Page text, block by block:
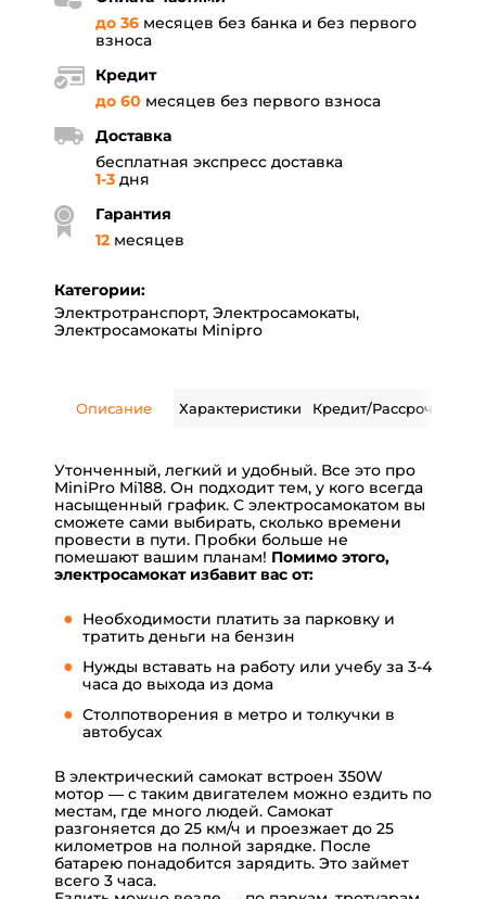
до 36 месяцев без банка и без первого
взноса
Кредит
до 60 месяцев без первого взноса
Доставка
бесплатная экспресс доставка
1-3 дня
Гарантия
12 месяцев
Категории:
Электротранспорт, Электросамокаты,
Электросамокаты Minipro
Описание Характеристики Кредит/Рассрочка
Утонченный, легкий и удобный. Все это про
MiniPro Mi188. Он подходит тем, у кого всегда
насыщенный график. С электросамокатом вы
сможете сами выбирать, сколько времени
провести в пути. Пробки больше не
помешают вашим планам! Помимо этого,
электросамокат избавит вас от:
Необходимости платить за парковку и
тратить деньги на бензин
Нужды вставать на работу или учебу за 3-4
часа до выхода из дома
Столпотворения в метро и толкучки в
автобусах
В электрический самокат встроен 350W
мотор — с таким двигателем можно ездить по
местам, где много людей. Самокат
разгоняется до 25 км/ч и проезжает до 25
километров на полной зарядке. После
батарею понадобится зарядить. Это займет
всего 3 часа.